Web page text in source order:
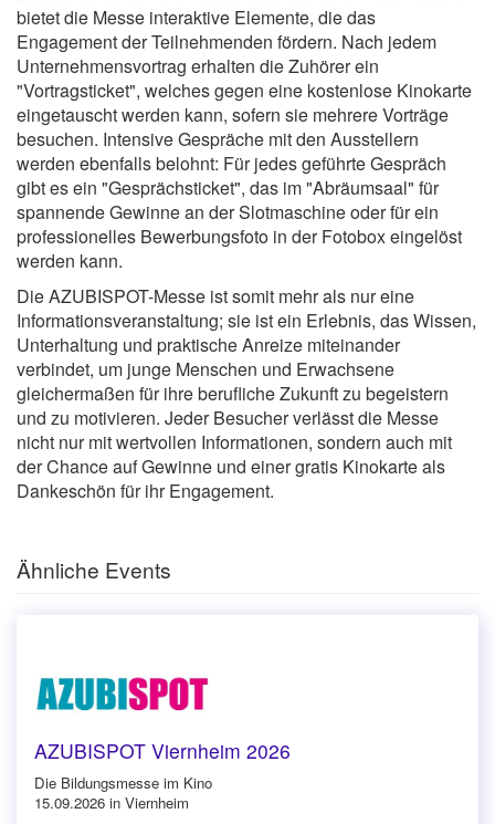
bietet die Messe interaktive Elemente, die das
Engagement der Teilnehmenden fördern. Nach jedem
Unternehmensvortrag erhalten die Zuhörer ein
"Vortragsticket", welches gegen eine kostenlose Kinokarte
eingetauscht werden kann, sofern sie mehrere Vorträge
besuchen. Intensive Gespräche mit den Ausstellern
werden ebenfalls belohnt: Für jedes geführte Gespräch
gibt es ein "Gesprächsticket", das im "Abräumsaal" für
spannende Gewinne an der Slotmaschine oder für ein
professionelles Bewerbungsfoto in der Fotobox eingelöst
werden kann.
Die AZUBISPOT-Messe ist somit mehr als nur eine
Informationsveranstaltung; sie ist ein Erlebnis, das Wissen,
Unterhaltung und praktische Anreize miteinander
verbindet, um junge Menschen und Erwachsene
gleichermaßen für ihre berufliche Zukunft zu begeistern
und zu motivieren. Jeder Besucher verlässt die Messe
nicht nur mit wertvollen Informationen, sondern auch mit
der Chance auf Gewinne und einer gratis Kinokarte als
Dankeschön für ihr Engagement.
Ähnliche Events
AZUBISPOT Viernheim 2026
Die Bildungsmesse im Kino
15.09.2026 in Viernheim